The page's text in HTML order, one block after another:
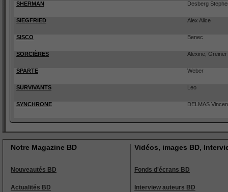
SHERMAN Desberg
SIEGFRIED Alex Alice
SISCO Benec
SORCIÈRES Alexine, Greiner
SPARTE Weber
SURVIVANTS Leo
SYNCHRONE DELMAS
Notre Magazine BD
Nouveautés BD
Actualités BD
Vidéos, images BD,
Fonds d'écrans BD
Interview auteurs BD